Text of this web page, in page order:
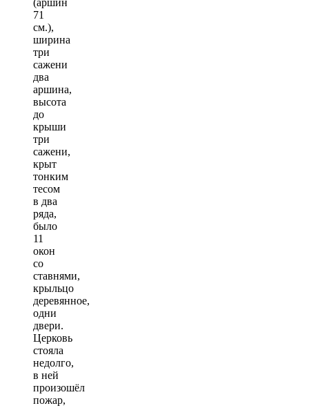
71
см.),
ширина
три
сажени
два
аршина,
высота
до
крыши
три
сажени,
крыт
тонким
тесом
в два
ряда,
было
11
окон
со
ставнями,
крыльцо
деревянное,
одни
двери.
Церковь
стояла
недолго,
в ней
произошёл
пожар,